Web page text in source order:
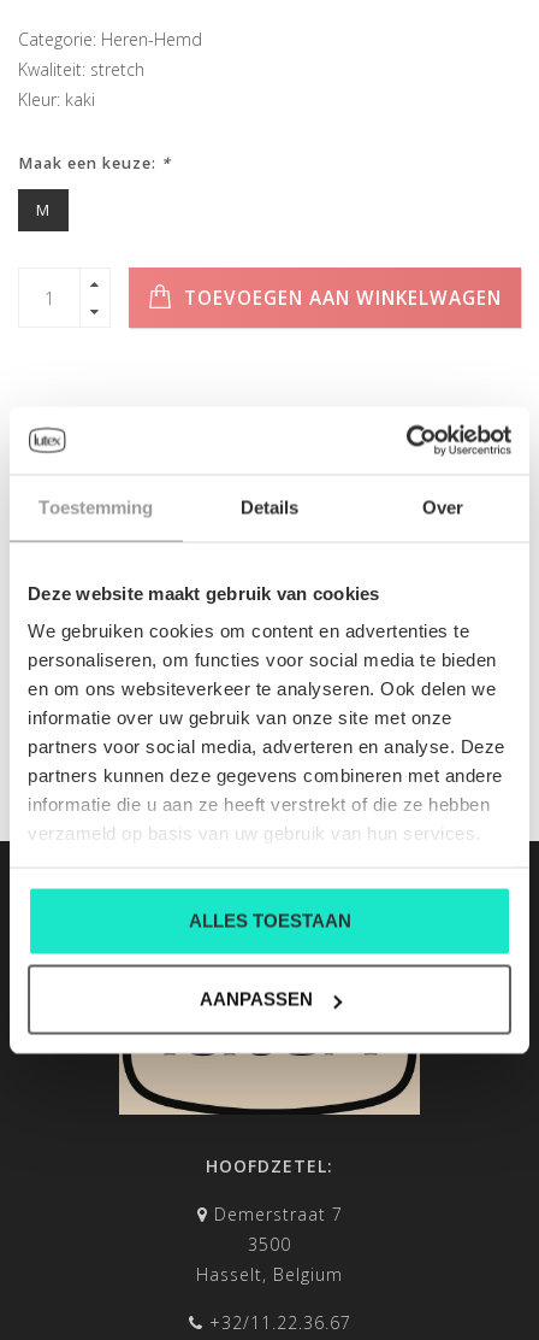
Toestemming Details Over
Deze website maakt gebruik van cookies
We gebruiken cookies om content en advertenties te
personaliseren, om functies voor social media te bieden
en om ons websiteverkeer te analyseren. Ook delen we
informatie over uw gebruik van onze site met onze
partners voor social media, adverteren en analyse. Deze
partners kunnen deze gegevens combineren met andere
informatie die u aan ze heeft verstrekt of die ze hebben
verzameld op basis van uw gebruik van hun services.
ALLES TOESTAAN
AANPASSEN
Categorie: Heren-Hemd
Kwaliteit: stretch
Kleur: kaki
Maak een keuze: *
M
TOEVOEGEN AAN WINKELWAGEN
Geen informatie gevonden
509580 CONOR CL 507 grape leaf
Nog niet gewaardeerd
0 sterren op basis van 0 beoordelingen
JE BEOORDELING TOEVOEGEN
HOOFDZETEL:
Demerstraat 7
3500
Hasselt, Belgium
+32/11.22.36.67